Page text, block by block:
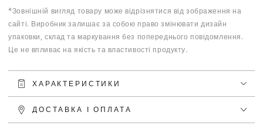
*Зовнішній вигляд товару може відрізнятися від зображення на
сайті. Виробник залишає за собою право змінювати дизайн
упаковки, склад та маркування без попереднього повідомлення.
Це не впливає на якість та властивості продукту.
ХАРАКТЕРИСТИКИ
ДОСТАВКА І ОПЛАТА